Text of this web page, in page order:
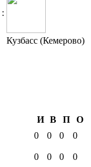
:
Кузбасс (Кемерово)
И В П
О
0 0 0 0
0 0 0 0